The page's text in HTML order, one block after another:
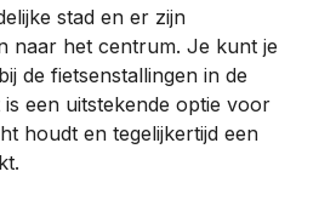
stad en er zijn
naar het centrum. Je kunt je
de fietsenstallingen in de
een uitstekende optie voor
houdt en tegelijkertijd een